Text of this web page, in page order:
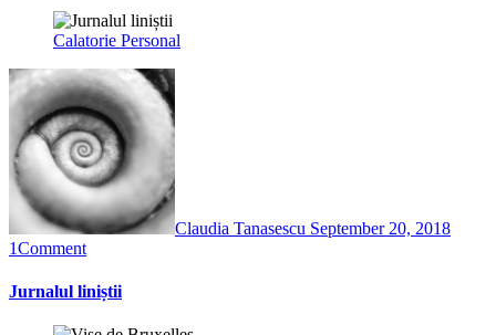
Calatorie Personal
Claudia Tanasescu September 20, 2018
1Comment
Jurnalul liniștii